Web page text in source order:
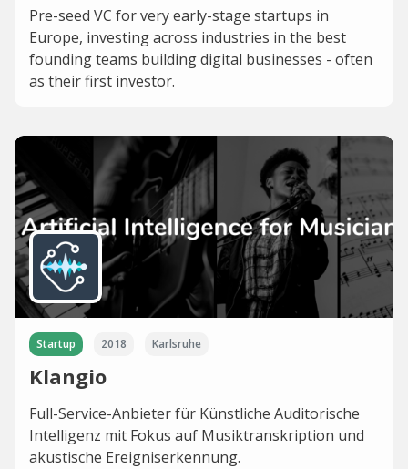
Pre-seed VC for very early-stage startups in
Europe, investing across industries in the best
founding teams building digital businesses - often
as their first investor.
Startup 2018 Karlsruhe
Klangio
Full-Service-Anbieter für Künstliche Auditorische
Intelligenz mit Fokus auf Musiktranskription und
akustische Ereigniserkennung.